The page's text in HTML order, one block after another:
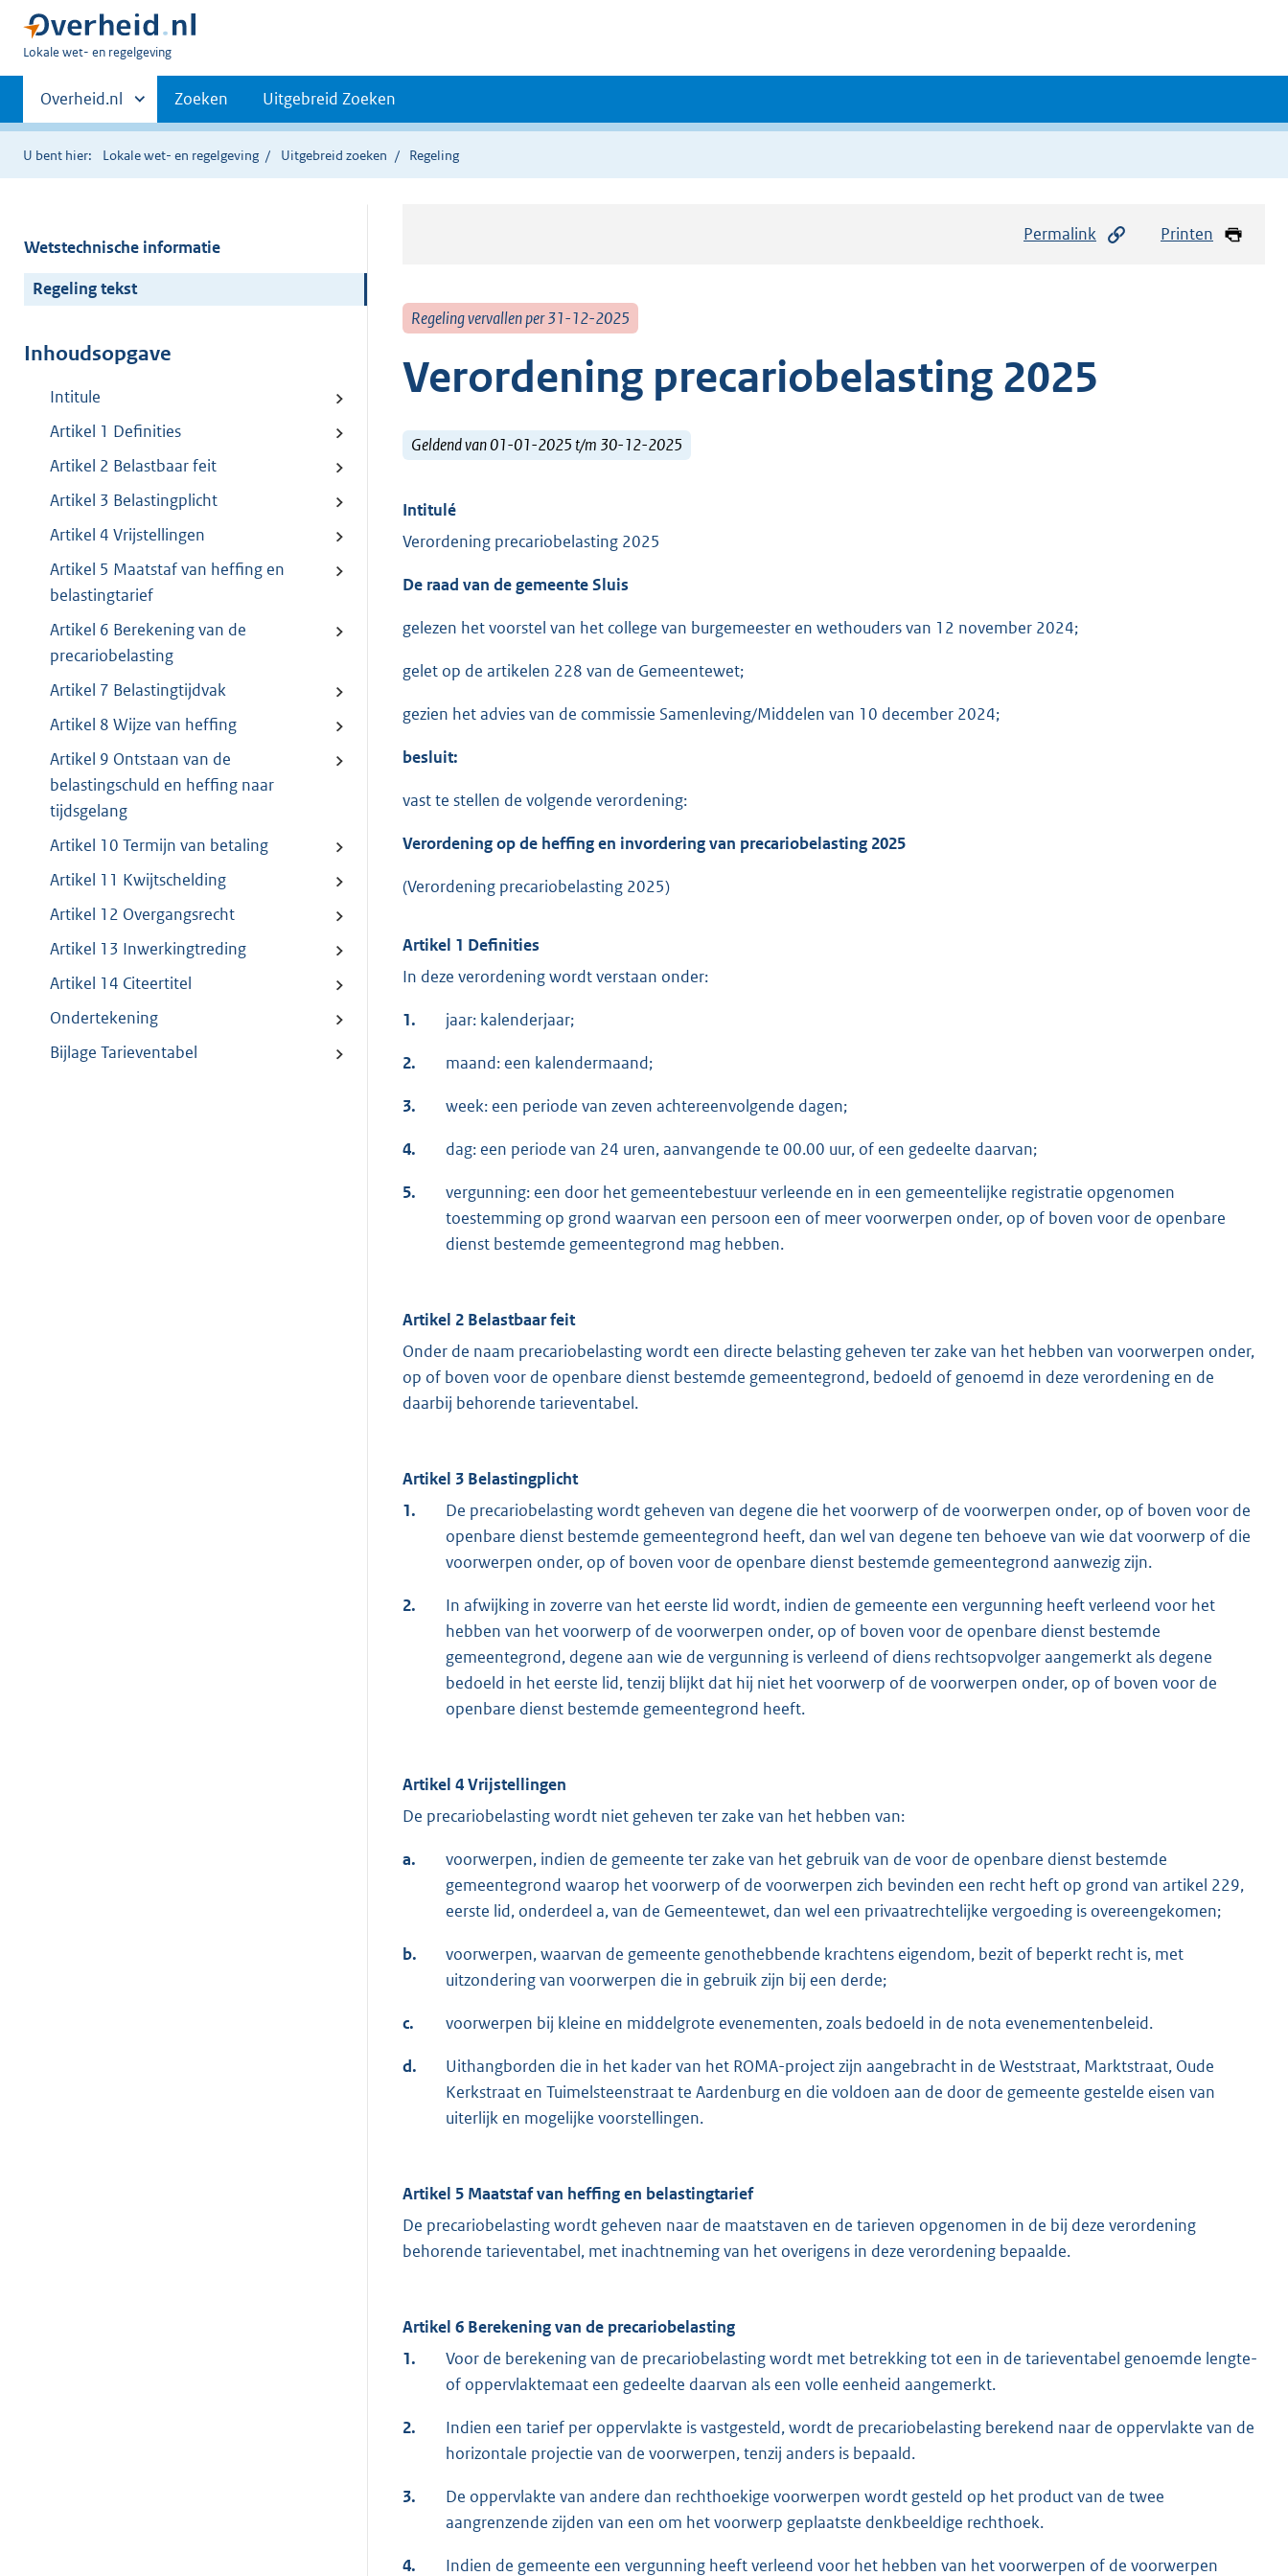
U
hier:
Lokale wet- en regelgeving
Primaire
navigatie
Andere
sites
binnen
Overheid.nl Zoeken Uitgebreid Zoeken
U bent hier: Lokale wet- en regelgeving Uitgebreid zoeken Regeling
Wetstechnische informatie
Regeling tekst
Inhoudsopgave
Intitule
Artikel 1 Definities
Artikel 2 Belastbaar feit
Artikel 3 Belastingplicht
Artikel 4 Vrijstellingen
Artikel 5 Maatstaf van heffing en
belastingtarief
Artikel 6 Berekening van de
precariobelasting
Artikel 7 Belastingtijdvak
Artikel 8 Wijze van heffing
Artikel 9 Ontstaan van de
belastingschuld en heffing naar
tijdsgelang
Artikel 10 Termijn van betaling
Artikel 11 Kwijtschelding
Artikel 12 Overgangsrecht
Artikel 13 Inwerkingtreding
Artikel 14 Citeertitel
Ondertekening
Bijlage Tarieventabel
Permalink Printen
Regeling vervallen per 31-12-2025
Verordening precariobelasting 2025
Geldend van 01-01-2025 t/m 30-12-2025
Intitulé
Verordening precariobelasting 2025
De raad van de gemeente Sluis
gelezen het voorstel van het college van burgemeester en wethouders van 12 november 2024;
gelet op de artikelen 228 van de Gemeentewet;
gezien het advies van de commissie Samenleving/Middelen van 10 december 2024;
besluit:
vast te stellen de volgende verordening:
Verordening op de heffing en invordering van precariobelasting 2025
(Verordening precariobelasting 2025)
Artikel 1 Definities
In deze verordening wordt verstaan onder:
1. jaar: kalenderjaar;
2. maand: een kalendermaand;
3. week: een periode van zeven achtereenvolgende dagen;
4. dag: een periode van 24 uren, aanvangende te 00.00 uur, of een gedeelte daarvan;
5.
vergunning: een door het gemeentebestuur verleende en in een gemeentelijke registratie opgenomen
toestemming op grond waarvan een persoon een of meer voorwerpen onder, op of boven voor de openbare
dienst bestemde gemeentegrond mag hebben.
Artikel 2 Belastbaar feit
Onder de naam precariobelasting wordt een directe belasting geheven ter zake van het hebben van voorwerpen onder,
op of boven voor de openbare dienst bestemde gemeentegrond, bedoeld of genoemd in deze verordening en de
daarbij behorende tarieventabel.
Artikel 3 Belastingplicht
1.
De precariobelasting wordt geheven van degene die het voorwerp of de voorwerpen onder, op of boven voor de
openbare dienst bestemde gemeentegrond heeft, dan wel van degene ten behoeve van wie dat voorwerp of die
voorwerpen onder, op of boven voor de openbare dienst bestemde gemeentegrond aanwezig zijn.
2.
In afwijking in zoverre van het eerste lid wordt, indien de gemeente een vergunning heeft verleend voor het
hebben van het voorwerp of de voorwerpen onder, op of boven voor de openbare dienst bestemde
gemeentegrond, degene aan wie de vergunning is verleend of diens rechtsopvolger aangemerkt als degene
bedoeld in het eerste lid, tenzij blijkt dat hij niet het voorwerp of de voorwerpen onder, op of boven voor de
openbare dienst bestemde gemeentegrond heeft.
Artikel 4 Vrijstellingen
De precariobelasting wordt niet geheven ter zake van het hebben van:
a.
voorwerpen, indien de gemeente ter zake van het gebruik van de voor de openbare dienst bestemde
gemeentegrond waarop het voorwerp of de voorwerpen zich bevinden een recht heft op grond van artikel 229,
eerste lid, onderdeel a, van de Gemeentewet, dan wel een privaatrechtelijke vergoeding is overeengekomen;
b.
voorwerpen, waarvan de gemeente genothebbende krachtens eigendom, bezit of beperkt recht is, met
uitzondering van voorwerpen die in gebruik zijn bij een derde;
c. voorwerpen bij kleine en middelgrote evenementen, zoals bedoeld in de nota evenementenbeleid.
d.
Uithangborden die in het kader van het ROMA-project zijn aangebracht in de Weststraat, Marktstraat, Oude
Kerkstraat en Tuimelsteenstraat te Aardenburg en die voldoen aan de door de gemeente gestelde eisen van
uiterlijk en mogelijke voorstellingen.
Artikel 5 Maatstaf van heffing en belastingtarief
De precariobelasting wordt geheven naar de maatstaven en de tarieven opgenomen in de bij deze verordening
behorende tarieventabel, met inachtneming van het overigens in deze verordening bepaalde.
Artikel 6 Berekening van de precariobelasting
1.
Voor de berekening van de precariobelasting wordt met betrekking tot een in de tarieventabel genoemde lengte-
of oppervlaktemaat een gedeelte daarvan als een volle eenheid aangemerkt.
2.
Indien een tarief per oppervlakte is vastgesteld, wordt de precariobelasting berekend naar de oppervlakte van de
horizontale projectie van de voorwerpen, tenzij anders is bepaald.
3.
De oppervlakte van andere dan rechthoekige voorwerpen wordt gesteld op het product van de twee
aangrenzende zijden van een om het voorwerp geplaatste denkbeeldige rechthoek.
4.
Indien de gemeente een vergunning heeft verleend voor het hebben van het voorwerpen of de voorwerpen